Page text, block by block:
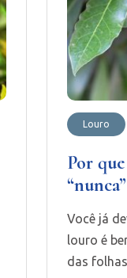
Louro
Por
Você já
louro é
das